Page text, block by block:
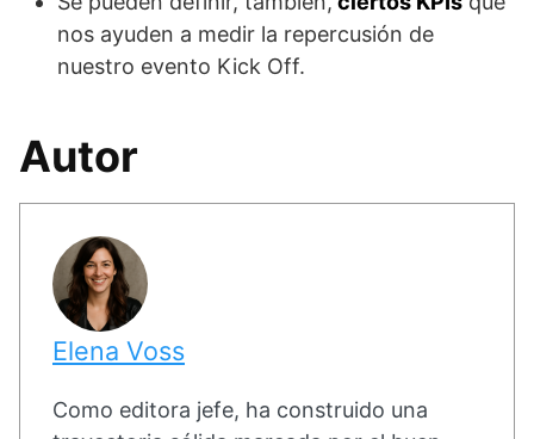
nos ayuden a medir la repercusión de
nuestro evento Kick Off.
Autor
Elena Voss
Como editora jefe, ha construido una